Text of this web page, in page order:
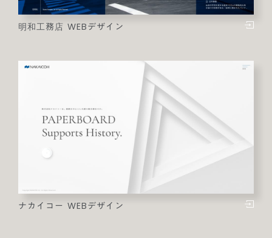
明和工務店 WEBデザイン
ナカイコー WEBデザイン